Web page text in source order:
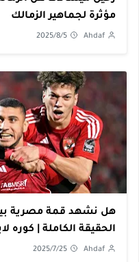
مؤثرة لجماهير الزمالك
Ahdaf
2025/8/5
هل نشهد قمة مصرية بين
الحقيقة الكاملة | كوره
Ahdaf
2025/7/25